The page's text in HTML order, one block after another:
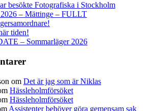
besökte Fotografiska i Stockholm
2026 – Mättinge – FULLT
tiden!
– Sommarläger 2026
om Det är jag som är Niklas
Hässleholmförsöket
Hässleholmförsöket
Assistenter behöver göra gemensam sak